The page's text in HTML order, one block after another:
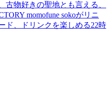
古物好きの聖地とも言える、
momofune sokoがリニ
ド、ドリンクを楽しめる22時